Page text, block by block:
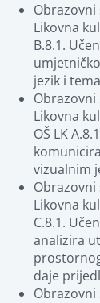
Obrazovni
Likovna
B.8.1.
jezik i
Obrazovni
Likovna
OŠ LK
vizualnim
Obrazovni
Likovna
C.8.1.
analizira
daje
Obrazovni